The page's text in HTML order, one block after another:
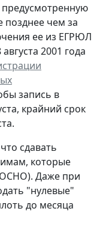
позднее чем за
ее из ЕГРЮЛ
2001 года
запись в
крайний срок
сдавать
которые
Даже при
"нулевые"
до месяца